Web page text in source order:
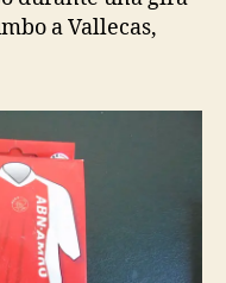
a Vallecas,